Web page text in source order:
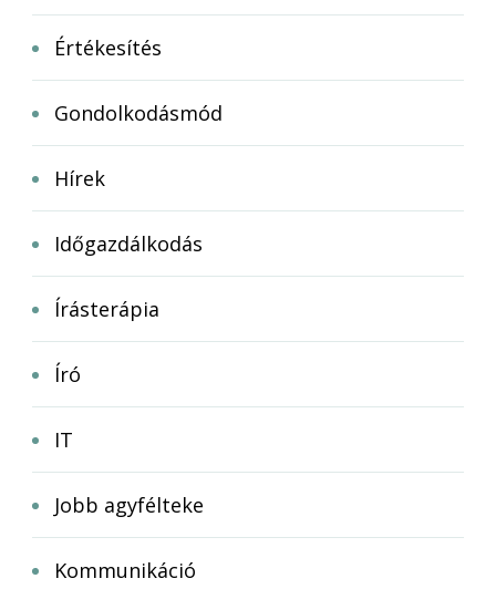
Értékesítés
Gondolkodásmód
Hírek
Időgazdálkodás
Írásterápia
Író
IT
Jobb agyfélteke
Kommunikáció